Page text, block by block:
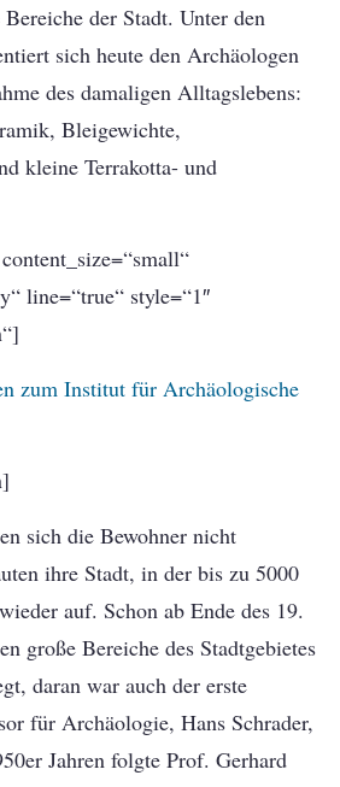
der Stadt. Unter den
sich heute den Archäologen
des damaligen Alltagslebens:
Bleigewichte,
kleine Terrakotta- und
line=“true“ style=“1″
zum Institut für Archäologische
sich die Bewohner nicht
ihre Stadt, in der bis zu 5000
auf. Schon ab Ende des 19.
große Bereiche des Stadtgebietes
daran war auch der erste
für Archäologie, Hans Schrader,
Jahren folgte Prof. Gerhard